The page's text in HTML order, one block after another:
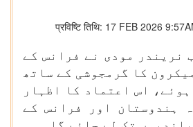
प्रविष्टि तिथि: 17 FEB 2026
نریندر مودی نے فرانس کے
کا گرمجوشی کے ساتھ
اس اعتماد کا اظہار
ہندوستان اور فرانس کے